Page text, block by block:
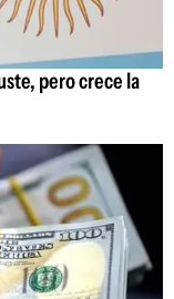
pero crece la